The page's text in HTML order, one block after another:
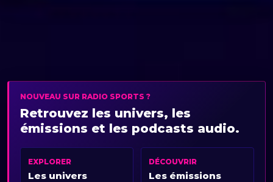
NOUVEAU SUR RADIO SPORTS ?
Retrouvez les univers, les
émissions et les podcasts audio.
EXPLORER
Les univers
DÉCOUVRIR
Les émissions